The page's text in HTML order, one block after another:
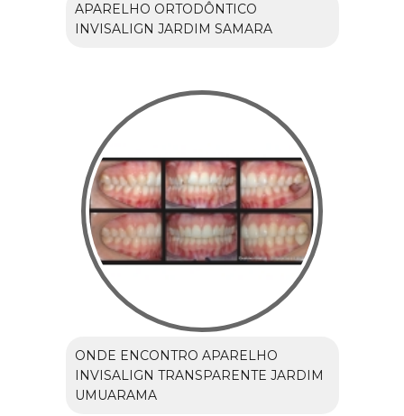
APARELHO ORTODÔNTICO
INVISALIGN JARDIM SAMARA
ONDE ENCONTRO APARELHO
INVISALIGN TRANSPARENTE JARDIM
UMUARAMA